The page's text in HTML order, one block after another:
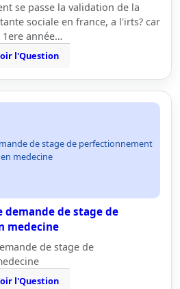
se passe la validation de la
sociale en france, a l'irts? car
1ere année…
l'Question
de stage de perfectionnement
en medecine
de stage de
medecine
de stage de
l'Question